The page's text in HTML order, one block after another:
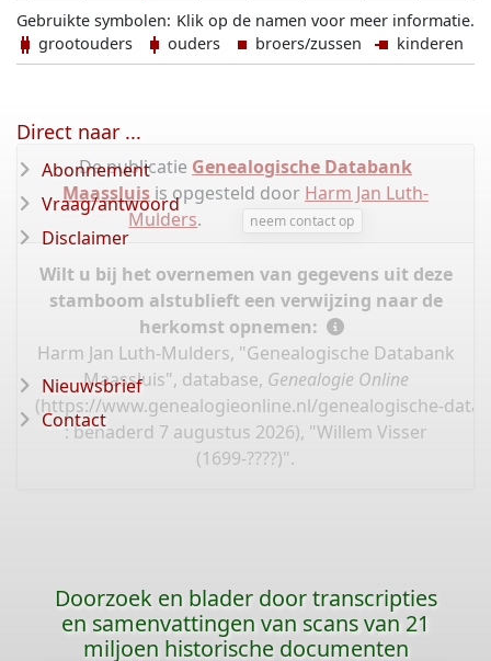
Klik op de namen voor meer informatie.
Gebruikte symbolen:
grootouders
ouders broers/zussen kinderen
De publicatie Genealogische Databank
Maassluis is opgesteld door Harm Jan Luth-
Mulders. neem contact op
Wilt u bij het overnemen van gegevens uit deze
stamboom alstublieft een verwijzing naar de
herkomst opnemen:
Harm Jan Luth-Mulders, "Genealogische Databank
Maassluis", database, Genealogie Online
(https://www.genealogieonline.nl/genealogische-
: benaderd 7 augustus 2026), "Willem Visser
(1699-????)".
Direct naar ...
Abonnement
Vraag/antwoord
Disclaimer
Nieuwsbrief
Contact
Doorzoek en blader door transcripties
en samenvattingen van scans van 21
miljoen historische documenten